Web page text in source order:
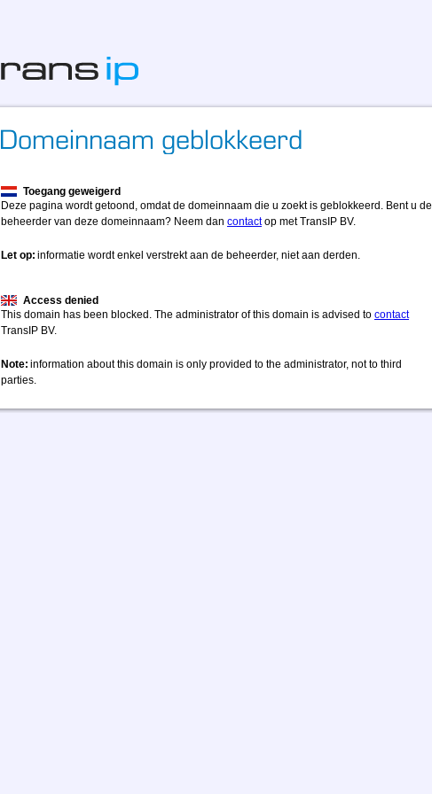
Toegang geweigerd
Deze pagina wordt getoond, omdat de domeinnaam die u zoekt is geblokkeerd. Bent u de
beheerder van deze domeinnaam? Neem dan contactop met TransIP BV.
Let op: informatie wordt enkel verstrekt aan de beheerder, niet aan derden.
Access denied
This domain has been blocked. The administrator of this domain is advised to contact
TransIP BV.
Note: information about this domain is only provided to the administrator, not to third
parties.